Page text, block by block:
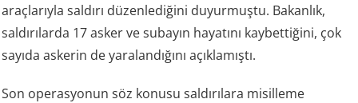
araçlarıyla saldırı düzenlediğini duyurmuştu. Bakanlık,
saldırılarda 17 asker ve subayın hayatını kaybettiğini, çok
sayıda askerin de yaralandığını açıklamıştı.
Son operasyonun söz konusu saldırılara misilleme